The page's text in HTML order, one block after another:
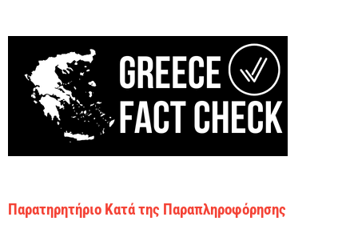
Παρατηρητήριο Κατά της Παραπληροφόρησης